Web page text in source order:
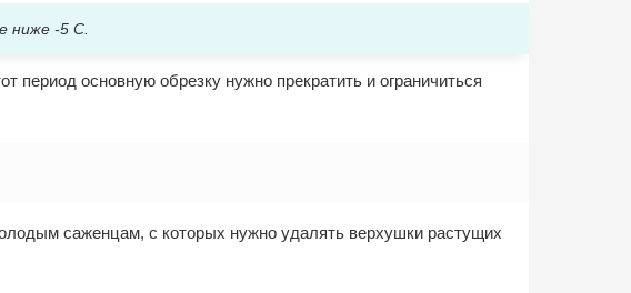
ниже -5 C.
основную обрезку нужно прекратить и ограничиться
саженцам, с которых нужно удалять верхушки растущих